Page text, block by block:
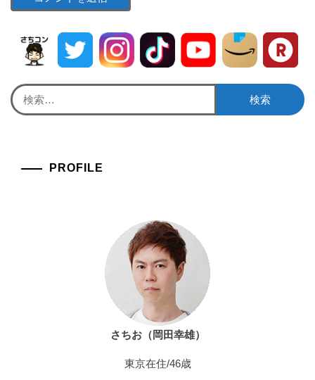
検
索:
PROFILE
さちお（岡田幸雄）
東京在住/46歳